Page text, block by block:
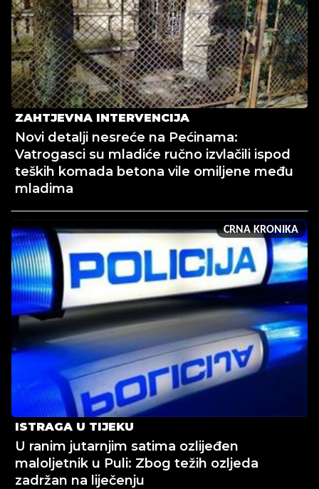
ZAHTJEVNA INTERVENCIJA
Novi detalji nesreće na Pećinama:
Vatrogasci su mladiće ručno izvlačili ispod
teških komada betona vile omiljene među
mladima
CRNA KRONIKA
ISTRAGA U TIJEKU
U ranim jutarnjim satima ozlijeđen
maloljetnik u Puli: Zbog težih ozljeda
zadržan na liječenju